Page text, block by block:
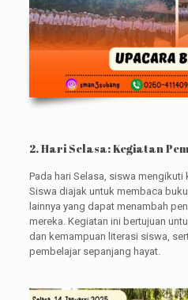
2. Hari Selasa: Kegiatan
Pada hari Selasa, siswa
Siswa diajak untuk membaca
lainnya yang dapat menambah
mereka. Kegiatan ini bertujuan
dan kemampuan literasi siswa,
pembelajar sepanjang hayat.